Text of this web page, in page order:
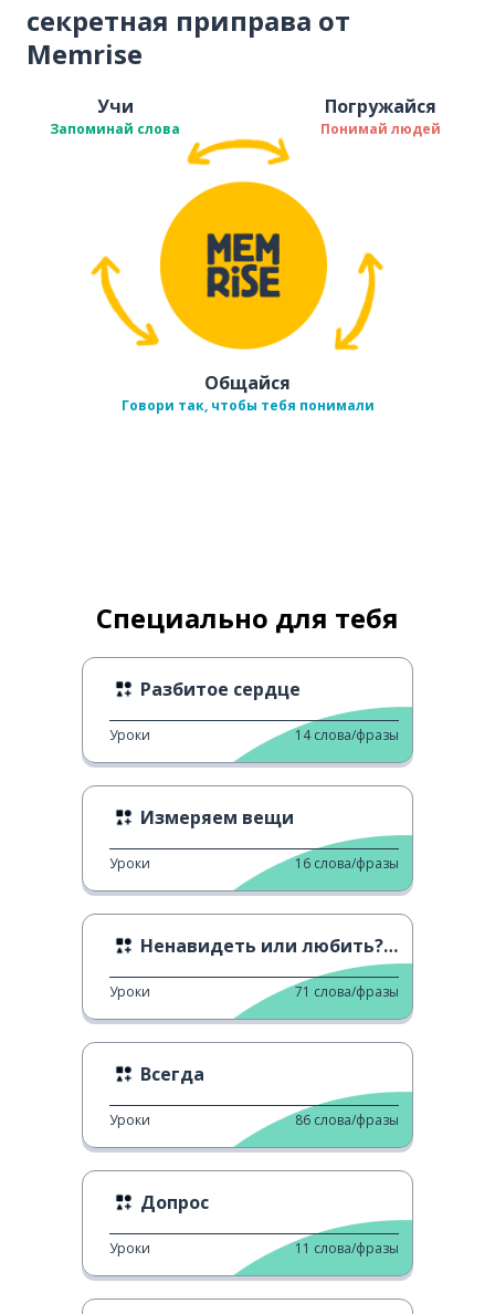
секретная приправа от
Memrise
Учи
Запоминай слова
Погружайся
Понимай людей
Общайся
Говори так, чтобы тебя понимали
Специально для тебя
Разбитое сердце
Уроки 14 слова/фразы
Измеряем вещи
Уроки 16 слова/фразы
Ненавидеть или любить? Актеры Элиты
Уроки 71 слова/фразы
Всегда
Уроки 86 слова/фразы
Допрос
Уроки 11 слова/фразы